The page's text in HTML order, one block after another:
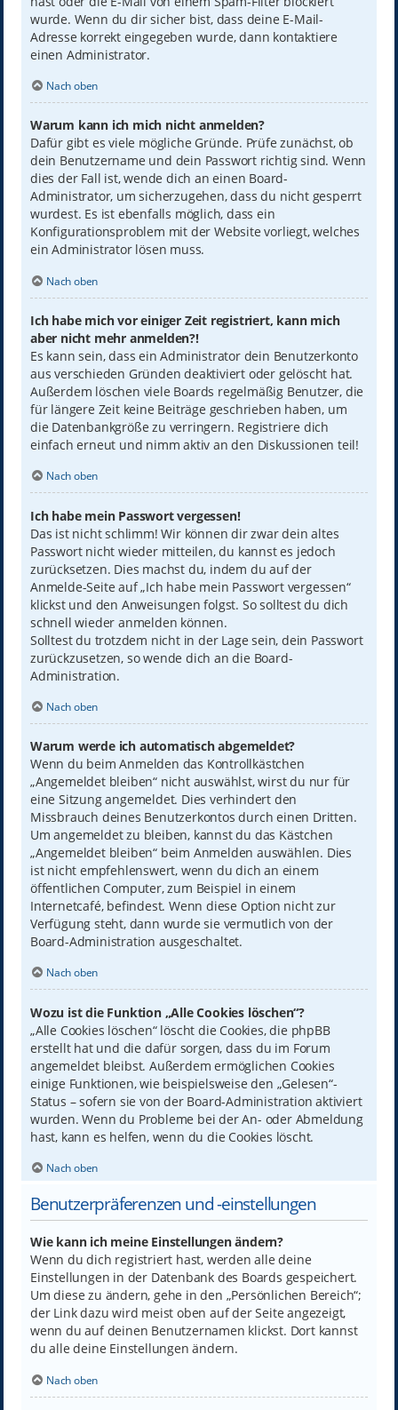
wurde. Wenn du dir sicher bist, dass deine E-Mail-
Adresse korrekt eingegeben wurde, dann kontaktiere
einen Administrator.
Nach oben
Warum kann ich mich nicht anmelden?
Dafür gibt es viele mögliche Gründe. Prüfe zunächst, ob
dein Benutzername und dein Passwort richtig sind. Wenn
dies der Fall ist, wende dich an einen Board-
Administrator, um sicherzugehen, dass du nicht gesperrt
wurdest. Es ist ebenfalls möglich, dass ein
Konfigurationsproblem mit der Website vorliegt, welches
ein Administrator lösen muss.
Nach oben
Ich habe mich vor einiger Zeit registriert, kann mich
aber nicht mehr anmelden?!
Es kann sein, dass ein Administrator dein Benutzerkonto
aus verschieden Gründen deaktiviert oder gelöscht hat.
Außerdem löschen viele Boards regelmäßig Benutzer, die
für längere Zeit keine Beiträge geschrieben haben, um
die Datenbankgröße zu verringern. Registriere dich
einfach erneut und nimm aktiv an den Diskussionen teil!
Nach oben
Ich habe mein Passwort vergessen!
Das ist nicht schlimm! Wir können dir zwar dein altes
Passwort nicht wieder mitteilen, du kannst es jedoch
zurücksetzen. Dies machst du, indem du auf der
Anmelde-Seite auf „Ich habe mein Passwort vergessen“
klickst und den Anweisungen folgst. So solltest du dich
schnell wieder anmelden können.
Solltest du trotzdem nicht in der Lage sein, dein Passwort
zurückzusetzen, so wende dich an die Board-
Administration.
Nach oben
Warum werde ich automatisch abgemeldet?
Wenn du beim Anmelden das Kontrollkästchen
„Angemeldet bleiben“ nicht auswählst, wirst du nur für
eine Sitzung angemeldet. Dies verhindert den
Missbrauch deines Benutzerkontos durch einen Dritten.
Um angemeldet zu bleiben, kannst du das Kästchen
„Angemeldet bleiben“ beim Anmelden auswählen. Dies
ist nicht empfehlenswert, wenn du dich an einem
öffentlichen Computer, zum Beispiel in einem
Internetcafé, befindest. Wenn diese Option nicht zur
Verfügung steht, dann wurde sie vermutlich von der
Board-Administration ausgeschaltet.
Nach oben
Wozu ist die Funktion „Alle Cookies löschen“?
„Alle Cookies löschen“ löscht die Cookies, die phpBB
erstellt hat und die dafür sorgen, dass du im Forum
angemeldet bleibst. Außerdem ermöglichen Cookies
einige Funktionen, wie beispielsweise den „Gelesen“-
Status – sofern sie von der Board-Administration aktiviert
wurden. Wenn du Probleme bei der An- oder Abmeldung
hast, kann es helfen, wenn du die Cookies löscht.
Nach oben
Benutzerpräferenzen und -einstellungen
Wie kann ich meine Einstellungen ändern?
Wenn du dich registriert hast, werden alle deine
Einstellungen in der Datenbank des Boards gespeichert.
Um diese zu ändern, gehe in den „Persönlichen Bereich“;
der Link dazu wird meist oben auf der Seite angezeigt,
wenn du auf deinen Benutzernamen klickst. Dort kannst
du alle deine Einstellungen ändern.
Nach oben